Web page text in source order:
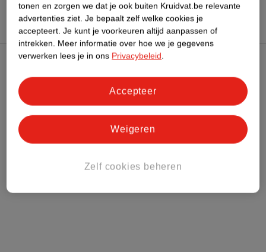
Klantenservice
Over Kruidvat
tonen en zorgen we dat je ook buiten Kruidvat.be relevante
advertenties ziet. Je bepaalt zelf welke cookies je
accepteert. Je kunt je voorkeuren altijd aanpassen of
intrekken. Meer informatie over hoe we je gegevens
verwerken lees je in ons Privacybeleid.
Zelf cookies beheren
Weigeren
Accepteer